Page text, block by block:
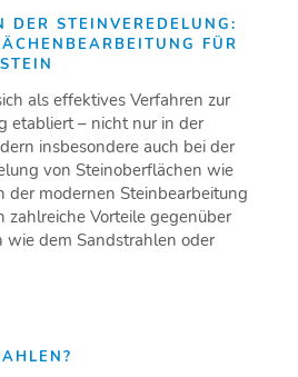
DER STEINVEREDELUNG:
FÜR
als effektives Verfahren zur
etabliert – nicht nur in der
insbesondere auch bei der
von Steinoberflächen wie
der modernen Steinbearbeitung
zahlreiche Vorteile gegenüber
dem Sandstrahlen oder